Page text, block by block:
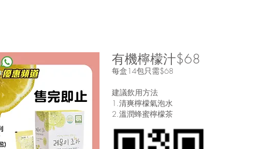
有機檸檬汁$68
每盒14包只需$68
建議飲用方法
1.清爽檸檬氣泡水
2.溫潤蜂蜜檸檬茶